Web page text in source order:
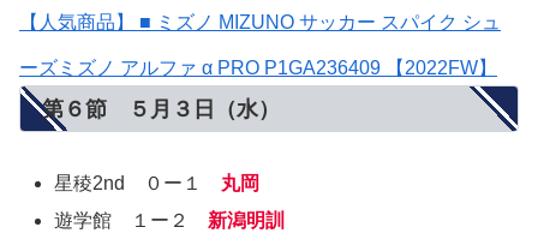
【人気商品】 ■ ミズノ MIZUNO サッカー スパイク シュ
ーズミズノ アルファ α PRO P1GA236409 【2022FW】
第６節 ５月３日（水）
星稜2nd ０ー１ 丸岡
遊学館 １ー２ 新潟明訓